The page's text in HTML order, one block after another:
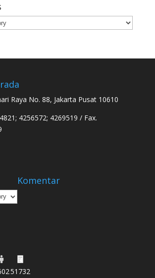
Raya No. 88, Jakarta Pusat 10610
4256572; 4269519 / Fax.
Komentar
51732